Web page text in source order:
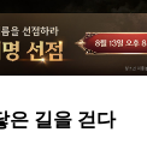
은 길을 걷다